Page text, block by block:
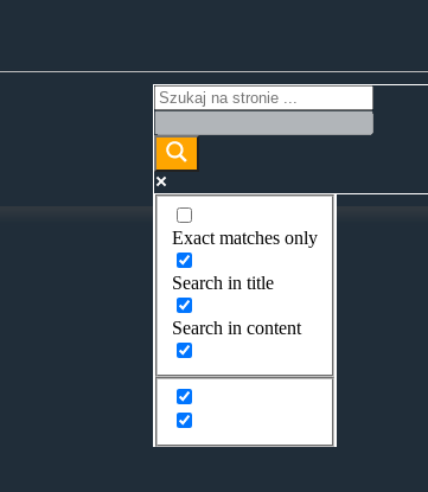
Exact matches only
Search in title
Search in content